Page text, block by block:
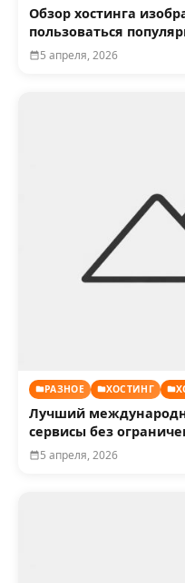
Обзор хостинга
пользоваться
5 апреля, 2026
РАЗНОЕ ХОСТИНГ
Лучший
сервисы без
5 апреля, 2026